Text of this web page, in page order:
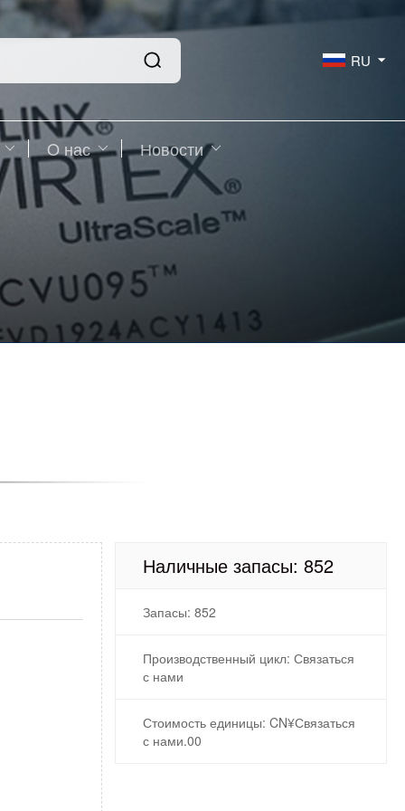
RU
O нас Новости
Наличные запасы: 852
Запасы: 852
Производственный цикл: Связаться
с нами
Стоимость единицы: CN¥Связаться
с нами.00
MZWLR15THBLA-00B07